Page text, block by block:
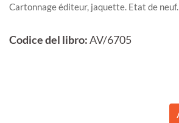
Cartonnage éditeur, jaquette. Etat de neuf.
Codice del libro:AV/6705